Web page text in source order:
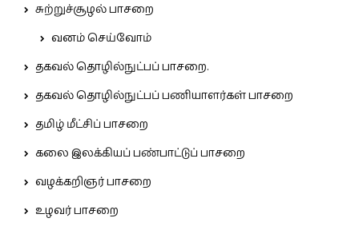
சுற்றுச்சூழல் பாசறை
வனம் செய்வோம்
தகவல் தொழில்நுட்பப் பாசறை.
தகவல் தொழில்நுட்பப் பணியாளர்கள் பாசறை
தமிழ் மீட்சிப் பாசறை
கலை இலக்கியப் பண்பாட்டுப் பாசறை
வழக்கறிஞர் பாசறை
உழவர் பாசறை